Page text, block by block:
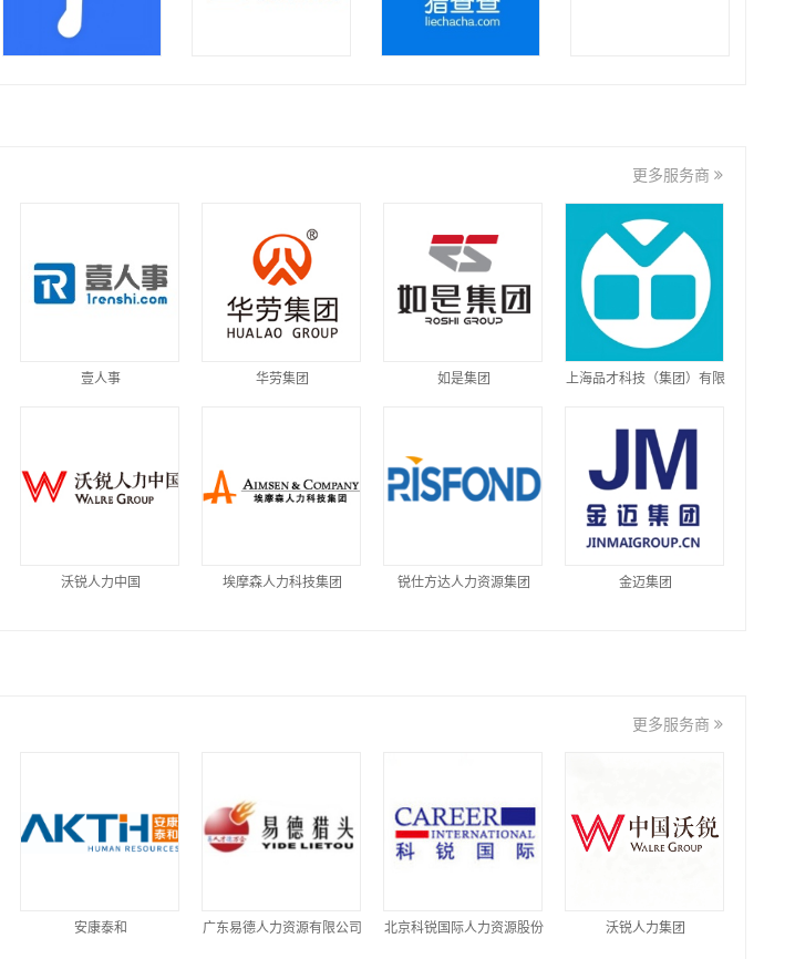
更多服务商
壹人事 华劳集团 如是集团 上海品才科技（集团）有限
沃锐人力中国 埃摩森人力科技集团 锐仕方达人力资源集团 金迈集团
更多服务商
安康泰和 广东易德人力资源有限公司 北京科锐国际人力资源股份 沃锐人力集团